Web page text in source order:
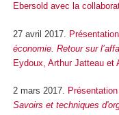
Ebersold avec la
27 avril 2017.
économie. Retour sur
Eydoux, Arthur Jatteau et
2 mars 2017.
Savoirs et techniques